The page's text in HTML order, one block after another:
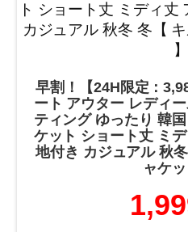
早割！【24H限定：
ート アウター レディ
ティング ゆったり 韓
ケット ショート丈 ミ
地付き カジュアル 秋
ャケッ